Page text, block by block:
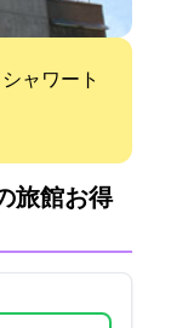
シャワート
旅館:お得